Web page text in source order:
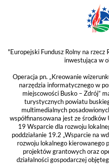
"Europejski Fundusz Rolny na
inwestująca w
Operacja pn. „Kreowanie
narzędzia informatycznego w
miejscowości Busko – Zdrój”
turystycznych powiatu
multimedialnych
współfinansowana jest ze środków
19 Wsparcie dla rozwoju
poddziałanie 19.2 „Wsparcie na
rozwoju lokalnego kierowanego
projektów grantowych oraz
działalności gospodarczej